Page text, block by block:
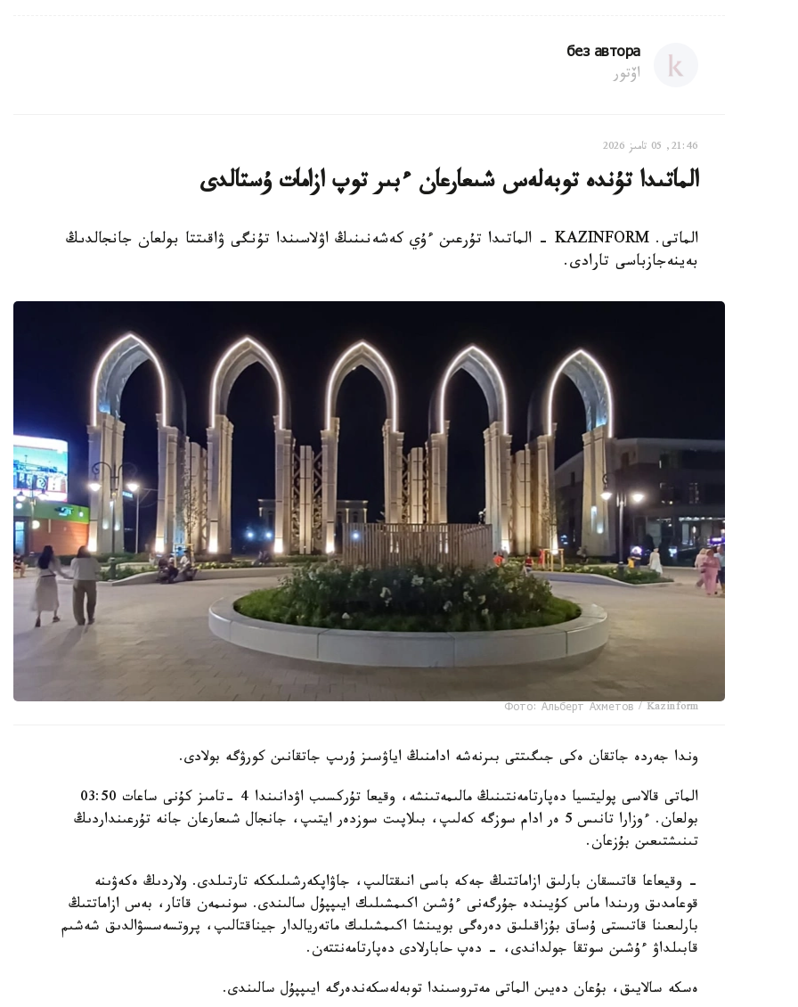
без автора
اۆتور
21:46, 05 تامىز 2026
الماتىدا تۇندە توبەلەس شىعارعان ءبىر توپ ازامات ۇستالدى
الماتى. KAZINFORM - الماتىدا تۇرعىن ءۇي كەشەنىنىڭ اۋلاسىندا تۇنگى ۋاقىتتا بولعان جانجالدىڭ
بەينەجازباسى تارادى.
Фото: Альберт Ахметов / Kazinform
وندا جەردە جاتقان ەكى جىگىتتى بىرنەشە ادامنىڭ اياۋسىز ۇرىپ جاتقانىن كورۋگە بولادى.
الماتى قالاسى پوليتسيا دەپارتامەنتىنىڭ مالىمەتىنشە، وقيعا تۇركسىب اۋدانىندا 4 -تامىز كۇنى ساعات 03:50
بولعان. ءوزارا تانىس 5 ەر ادام سوزگە كەلىپ، بىلاپىت سوزدەر ايتىپ، جانجال شىعارعان جانە تۇرعىنداردىڭ
تىنىشتىعىن بۇزعان.
- وقيعاعا قاتىسقان بارلىق ازاماتتىڭ جەكە باسى انىقتالىپ، جاۋاپكەرشىلىككە تارتىلدى. ولاردىڭ ەكەۋىنە
قوعامدىق ورىندا ماس كۇيىندە جۇرگەنى ءۇشىن اكىمشىلىك ايىپپۇل سالىندى. سونىمەن قاتار، بەس ازاماتتىڭ
بارلىعىنا قاتىستى ۇساق بۇزاقىلىق دەرەگى بويىنشا اكىمشىلىك ماتەريالدار جيناقتالىپ، پروتسەسسۋالدىق شەشىم
قابىلداۋ ءۇشىن سوتقا جولداندى، - دەپ حابارلادى دەپارتامەنتتەن.
ەسكە سالايىق، بۇعان دەيىن الماتى مەتروسىندا توبەلەسكەندەرگە ايىپپۇل سالىندى.